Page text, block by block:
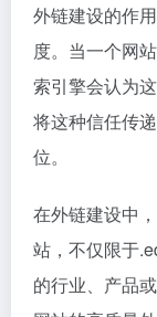
外链建设的作
度。当一个网
索引擎会认为
将这种信任传
位。
在外链建设中
站，不仅限于
的行业、产品